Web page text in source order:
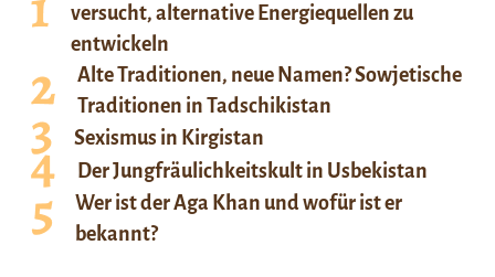
versucht, alternative Energiequellen zu
entwickeln
Alte Traditionen, neue Namen? Sowjetische
Traditionen in Tadschikistan
Sexismus in Kirgistan
Der Jungfräulichkeitskult in Usbekistan
Wer ist der Aga Khan und wofür ist er
bekannt?